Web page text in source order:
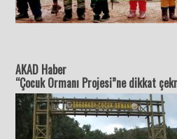
AKAD Haber
“Çocuk Ormanı Projesi”ne dikkat